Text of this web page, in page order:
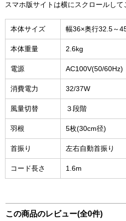
スマホ版サイトは横にスクロールして
本体サイズ 幅36×奥行32.5～
本体重量 2.6kg
電源 AC100V(50/60Hz)
消費電力 32/37W
風量切替 ３段階
羽根 5枚(30cm径)
首振り 左右自動首振り
コード長さ 1.6m
この商品のレビュー(全0件)